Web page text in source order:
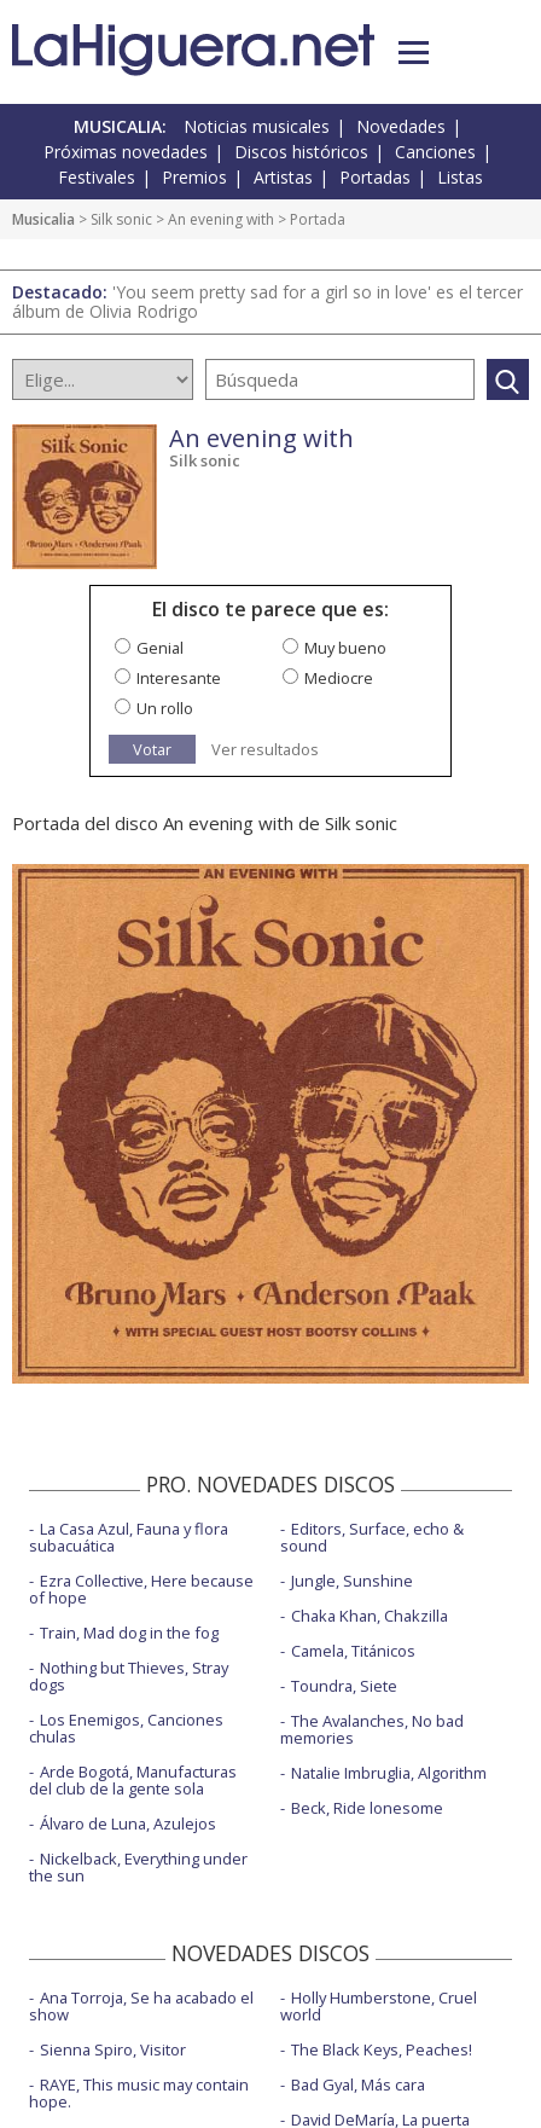
MUSICALIA: Noticias musicales
Novedades
Próximas novedades
Discos históricos
Canciones
Festivales
Premios Artistas Portadas Listas
Musicalia > Silk sonic >An evening with > Portada
Destacado: 'You seem pretty sad for a girl so in love' es el tercer
álbum de Olivia Rodrigo
An evening with
Silk sonic
El disco te parece que es:
Genial
Muy bueno
Interesante
Mediocre
Un rollo
Votar
Ver resultados
Portada del disco An evening with de Silk sonic
PRO. NOVEDADES DISCOS
La Casa Azul, Fauna y flora
subacuática
Ezra Collective, Here because
of hope
Train, Mad dog in the fog
Nothing but Thieves, Stray
dogs
Los Enemigos, Canciones
chulas
Arde Bogotá, Manufacturas
del club de la gente sola
Álvaro de Luna, Azulejos
Nickelback, Everything under
the sun
Editors, Surface, echo &
sound
Jungle, Sunshine
Chaka Khan, Chakzilla
Camela, Titánicos
Toundra, Siete
The Avalanches, No bad
memories
Natalie Imbruglia, Algorithm
Beck, Ride lonesome
NOVEDADES DISCOS
Ana Torroja, Se ha acabado el
show
Sienna Spiro, Visitor
RAYE, This music may contain
hope.
Holly Humberstone, Cruel
world
The Black Keys, Peaches!
Bad Gyal, Más cara
David DeMaría, La puerta